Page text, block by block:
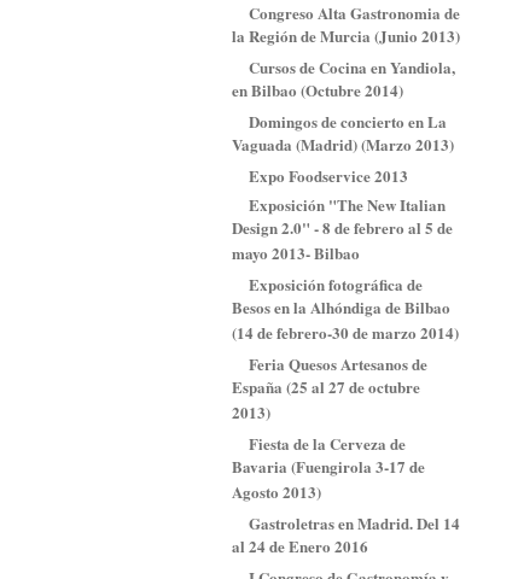
Congreso Alta Gastronomia de
la Región de Murcia (Junio 2013)
Cursos de Cocina en Yandiola,
en Bilbao (Octubre 2014)
Domingos de concierto en La
Vaguada (Madrid) (Marzo 2013)
Expo Foodservice 2013
Exposición "The New Italian
Design 2.0" - 8 de febrero al 5 de
mayo 2013- Bilbao
Exposición fotográfica de
Besos en la Alhóndiga de Bilbao
(14 de febrero-30 de marzo 2014)
Feria Quesos Artesanos de
España (25 al 27 de octubre
2013)
Fiesta de la Cerveza de
Bavaria (Fuengirola 3-17 de
Agosto 2013)
Gastroletras en Madrid. Del 14
al 24 de Enero 2016